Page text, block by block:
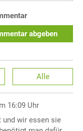
abgeben
Alle
16:09 Uhr
wir essen sie